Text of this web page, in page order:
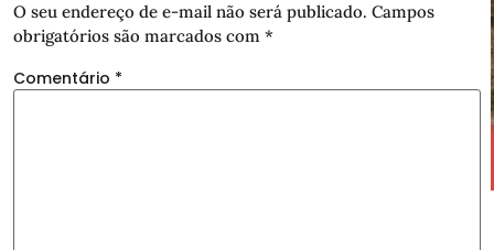
O seu endereço de e-mail não será publicado. Campos
obrigatórios são marcados com *
Comentário *